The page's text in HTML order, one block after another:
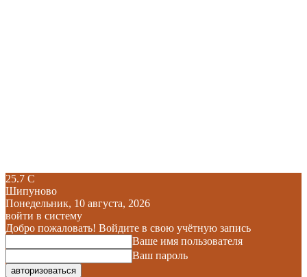
25.7 C
Шипуново
Понедельник, 10 августа, 2026
войти в систему
Добро пожаловать! Войдите в свою учётную запись
Ваше имя пользователя
Ваш пароль